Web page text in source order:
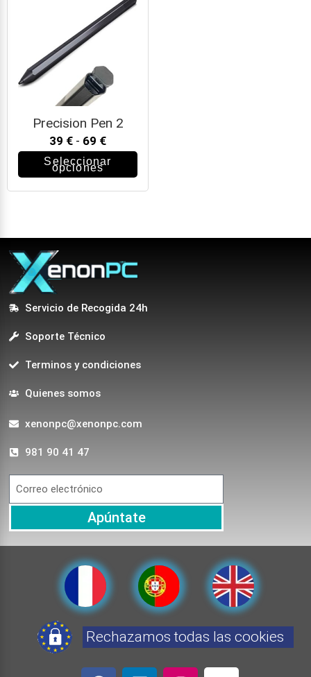
Precision Pen 2
39 € - 69 €
Seleccionar
opciones
Servicio de Recogida 24h
Soporte Técnico
Terminos y condiciones
Quienes somos
xenonpc@xenonpc.com
981 90 41 47
Apúntate
Rechazamos todas las cookies